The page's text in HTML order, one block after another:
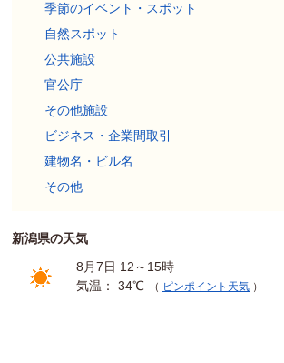
季節のイベント・スポット
自然スポット
公共施設
官公庁
その他施設
ビジネス・企業間取引
建物名・ビル名
その他
新潟県の天気
8月7日 12～15時
気温： 34℃
（ ピンポイント天気 ）